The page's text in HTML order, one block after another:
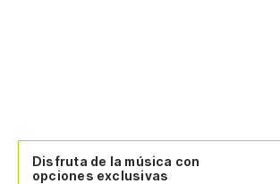
Disfruta de la música con
opciones exclusivas